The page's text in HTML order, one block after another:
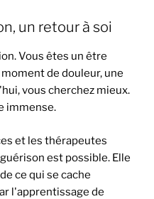
un retour à soi
Vous êtes un être
de douleur, une
vous cherchez mieux.
immense.
et les thérapeutes
est possible. Elle
ce qui se cache
l'apprentissage de